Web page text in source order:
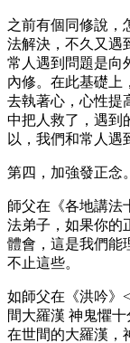
之前有個同修說，
法解決，不久又遇
常人遇到問題是向
內修。在此基礎上
去執著心，心性提
中把人救了，遇到
以，我們和常人遇
第四，加強發正念。
師父在《各地講法
法弟子，如果你的
體會，這是我們能
不止這些。
如師父在《洪吟》
間大羅漢 神鬼懼
在世間的大羅漢，